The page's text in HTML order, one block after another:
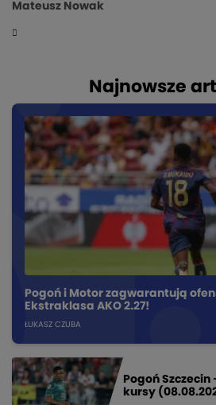
Mateusz Nowak
Najnowsze
Pogoń i Motor zagwarantują
Ekstraklasa AKO 2.27!
ŁUKASZ CZUBA
Pogoń
kursy